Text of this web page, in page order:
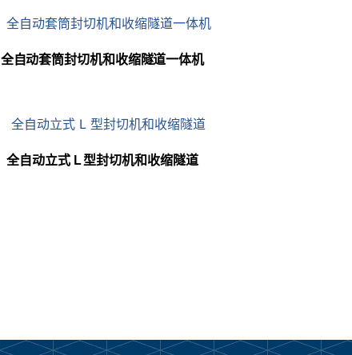
全自动套筒封切机和收缩隧道一体机
全自动立式 L 型封切机和收缩隧道